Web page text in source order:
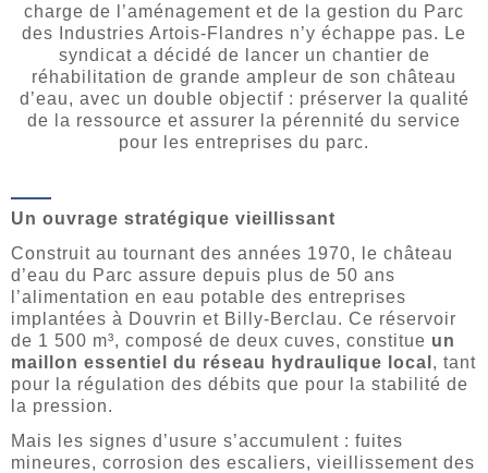
charge de l’aménagement et de la gestion du Parc
des Industries Artois-Flandres n’y échappe pas. Le
syndicat a décidé de lancer un chantier de
réhabilitation de grande ampleur de son château
d’eau, avec un double objectif : préserver la qualité
de la ressource et assurer la pérennité du service
pour les entreprises du parc.
Un ouvrage stratégique vieillissant
Construit au tournant des années 1970, le château
d’eau du Parc assure depuis plus de 50 ans
l’alimentation en eau potable des entreprises
implantées à Douvrin et Billy-Berclau. Ce réservoir
de 1 500 m³, composé de deux cuves, constitue un
maillon essentiel du réseau hydraulique local , tant
pour la régulation des débits que pour la stabilité de
la pression.
Mais les signes d’usure s’accumulent : fuites
mineures, corrosion des escaliers, vieillissement des